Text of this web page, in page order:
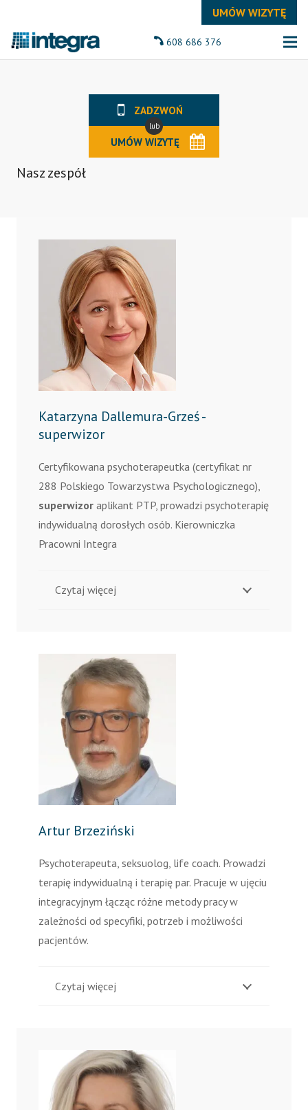
UMÓW WIZYTĘ
608 686 376
ZADZWOŃ
lub
UMÓW WIZYTĘ
Nasz zespół
Katarzyna Dallemura-Grześ -
superwizor
Certyfikowana psychoterapeutka (certyfikat nr
288 Polskiego Towarzystwa Psychologicznego),
superwizor aplikant PTP, prowadzi psychoterapię
indywidualną dorosłych osób. Kierowniczka
Pracowni Integra
Czytaj więcej
Artur Brzeziński
Psychoterapeuta, seksuolog, life coach. Prowadzi
terapię indywidualną i terapię par. Pracuje w ujęciu
integracyjnym łącząc różne metody pracy w
zależności od specyfiki, potrzeb i możliwości
pacjentów.
Czytaj więcej